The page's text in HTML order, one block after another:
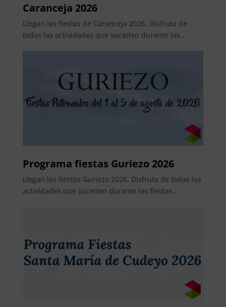
Caranceja 2026
Llegan las fiestas de Caranceja 2026. Disfruta de
todas las actividades que suceden durante las...
Programa fiestas Guriezo 2026
Llegan las fiestas Guriezo 2026. Disfruta de todas las
actividades que suceden durante las fiestas...